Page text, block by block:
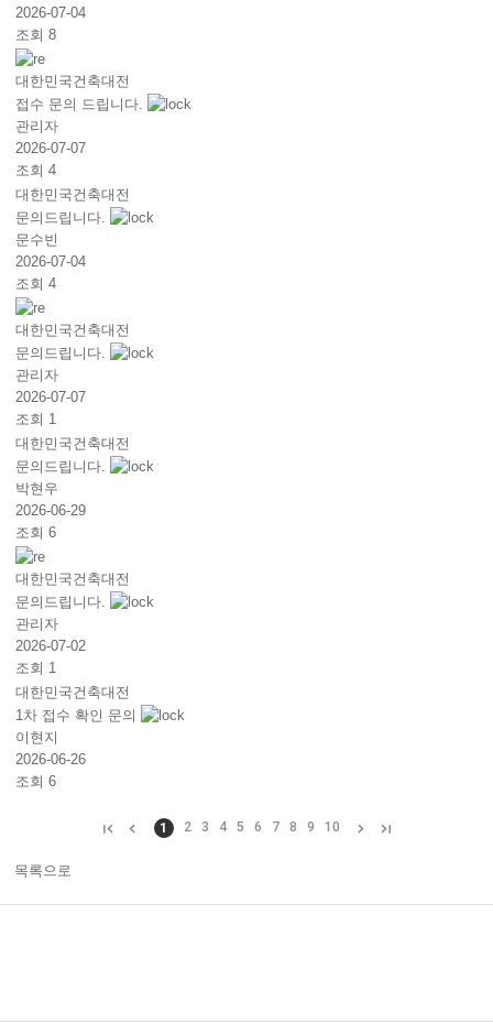
2026-07-04
조회 8
대한민국건축대전
접수 문의 드립니다.
관리자
2026-07-07
조회 4
대한민국건축대전
문의드립니다.
문수빈
2026-07-04
조회 4
대한민국건축대전
문의드립니다.
관리자
2026-07-07
조회 1
대한민국건축대전
문의드립니다.
박현우
2026-06-29
조회 6
대한민국건축대전
문의드립니다.
관리자
2026-07-02
조회 1
대한민국건축대전
1차 접수 확인 문의
이현지
2026-06-26
조회 6
1 2 3 4 5 6 7 8 9 10
목록으로